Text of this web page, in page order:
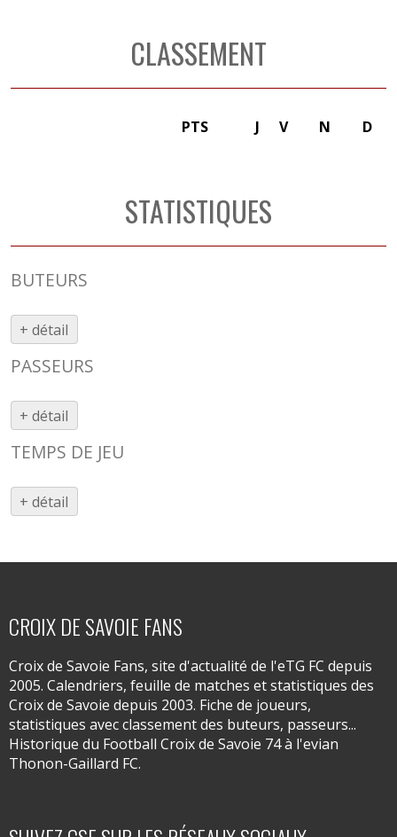
CLASSEMENT
PTS J V N D
STATISTIQUES
BUTEURS
+ détail
PASSEURS
+ détail
TEMPS DE JEU
+ détail
CROIX DE SAVOIE FANS
Croix de Savoie Fans, site d'actualité de l'eTG FC depuis
2005. Calendriers, feuille de matches et statistiques des
Croix de Savoie depuis 2003. Fiche de joueurs,
statistiques avec classement des buteurs, passeurs...
Historique du Football Croix de Savoie 74 à l'evian
Thonon-Gaillard FC.